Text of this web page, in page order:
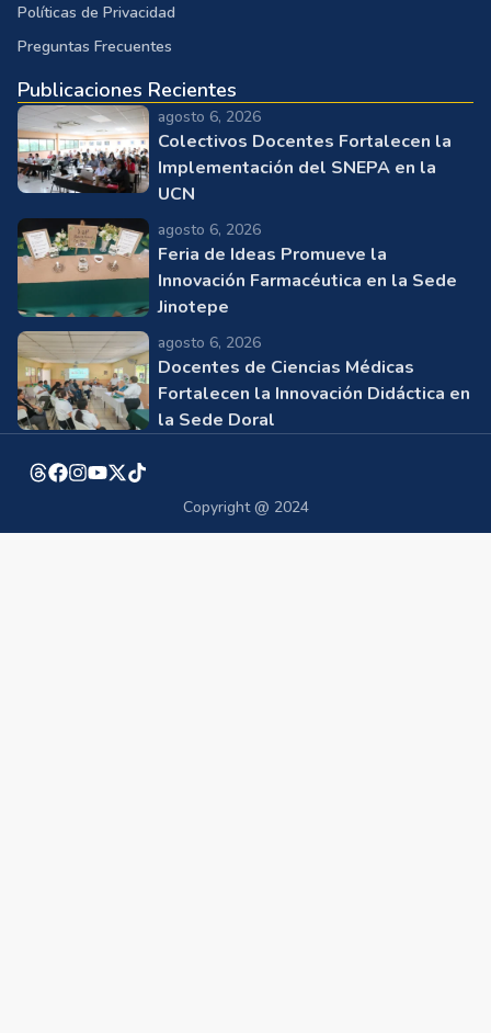
Políticas de Privacidad
Preguntas Frecuentes
Publicaciones Recientes
agosto 6, 2026
Colectivos Docentes Fortalecen la
Implementación del SNEPA en la
UCN
agosto 6, 2026
Feria de Ideas Promueve la
Innovación Farmacéutica en la Sede
Jinotepe
agosto 6, 2026
Docentes de Ciencias Médicas
Fortalecen la Innovación Didáctica en
la Sede Doral
Copyright @ 2024